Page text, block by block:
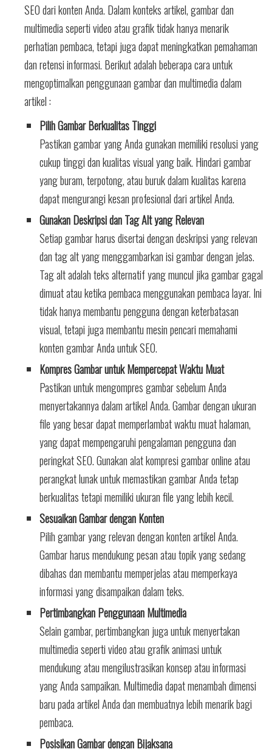
SEO dari konten Anda. Dalam konteks artikel, gambar dan
multimedia seperti video atau grafik tidak hanya menarik
perhatian pembaca, tetapi juga dapat meningkatkan pemahaman
dan retensi informasi. Berikut adalah beberapa cara untuk
mengoptimalkan penggunaan gambar dan multimedia dalam
artikel :
Pilih Gambar Berkualitas Tinggi
Pastikan gambar yang Anda gunakan memiliki resolusi yang
cukup tinggi dan kualitas visual yang baik. Hindari gambar
yang buram, terpotong, atau buruk dalam kualitas karena
dapat mengurangi kesan profesional dari artikel Anda.
Gunakan Deskripsi dan Tag Alt yang Relevan
Setiap gambar harus disertai dengan deskripsi yang relevan
dan tag alt yang menggambarkan isi gambar dengan jelas.
Tag alt adalah teks alternatif yang muncul jika gambar gagal
dimuat atau ketika pembaca menggunakan pembaca layar. Ini
tidak hanya membantu pengguna dengan keterbatasan
visual, tetapi juga membantu mesin pencari memahami
konten gambar Anda untuk SEO.
Kompres Gambar untuk Mempercepat Waktu Muat
Pastikan untuk mengompres gambar sebelum Anda
menyertakannya dalam artikel Anda. Gambar dengan ukuran
file yang besar dapat memperlambat waktu muat halaman,
yang dapat mempengaruhi pengalaman pengguna dan
peringkat SEO. Gunakan alat kompresi gambar online atau
perangkat lunak untuk memastikan gambar Anda tetap
berkualitas tetapi memiliki ukuran file yang lebih kecil.
Sesuaikan Gambar dengan Konten
Pilih gambar yang relevan dengan konten artikel Anda.
Gambar harus mendukung pesan atau topik yang sedang
dibahas dan membantu memperjelas atau memperkaya
informasi yang disampaikan dalam teks.
Pertimbangkan Penggunaan Multimedia
Selain gambar, pertimbangkan juga untuk menyertakan
multimedia seperti video atau grafik animasi untuk
mendukung atau mengilustrasikan konsep atau informasi
yang Anda sampaikan. Multimedia dapat menambah dimensi
baru pada artikel Anda dan membuatnya lebih menarik bagi
pembaca.
Posisikan Gambar dengan Bijaksana